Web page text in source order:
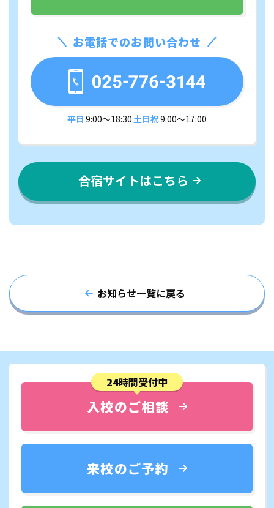
お電話でのお問い合わせ
平日 9:00〜18:30土日祝9:00〜17:00
合宿サイトはこちら
お知らせ一覧に戻る
24時間受付中
入校のご相談
来校のご予約